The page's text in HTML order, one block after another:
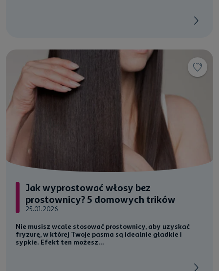
Jak wyprostować włosy bez
prostownicy? 5 domowych trików
25.01.2026
Nie musisz wcale stosować prostownicy, aby uzyskać
fryzurę, w której Twoje pasma są idealnie gładkie i
sypkie. Efekt ten możesz...